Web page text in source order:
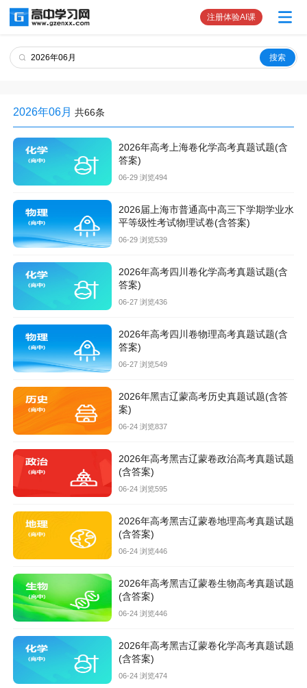
注册体验AI课
2026年06月 共66条
2026年高考上海卷化学高考真题试题(含
答案)
06-29 浏览494
2026届上海市普通高中高三下学期学业水
平等级性考试物理试卷(含答案)
06-29 浏览539
2026年高考四川卷化学高考真题试题(含
答案)
06-27 浏览436
2026年高考四川卷物理高考真题试题(含
答案)
06-27 浏览549
2026年黑吉辽蒙高考历史真题试题(含答
案)
06-24 浏览837
2026年高考黑吉辽蒙卷政治高考真题试题
(含答案)
06-24 浏览595
2026年高考黑吉辽蒙卷地理高考真题试题
(含答案)
06-24 浏览446
2026年高考黑吉辽蒙卷生物高考真题试题
(含答案)
06-24 浏览446
2026年高考黑吉辽蒙卷化学高考真题试题
(含答案)
06-24 浏览474